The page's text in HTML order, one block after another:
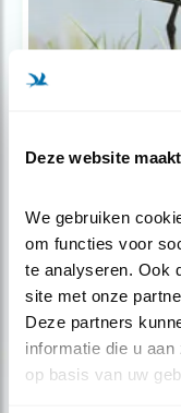
Deze website
We gebruiken
om functies voor
te analyseren. Ook
site met onze
Deze partners
informatie die u
op basis van uw
Blauwdruk